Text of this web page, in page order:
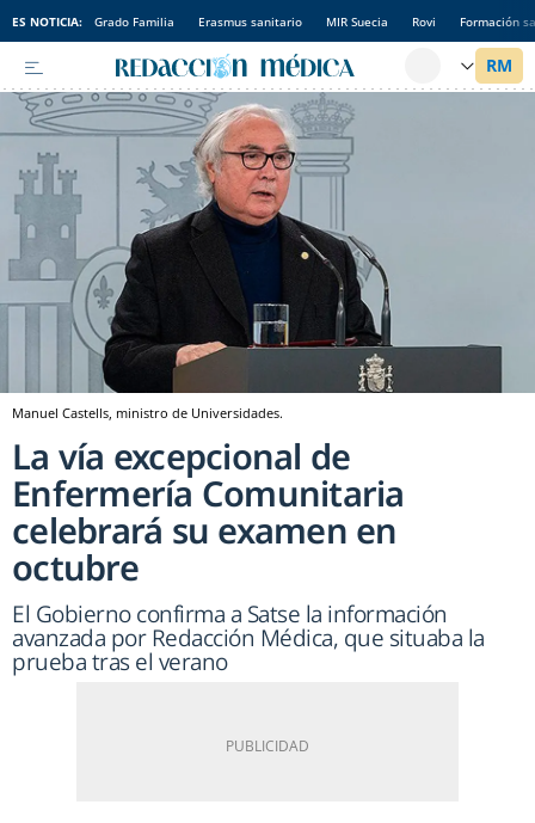
ES NOTICIA: Grado Familia Erasmus sanitario MIR Suecia Rovi Formación
Manuel Castells, ministro de Universidades.
La vía excepcional de
Enfermería Comunitaria
celebrará su examen en
octubre
El Gobierno confirma a Satse la información
avanzada por Redacción Médica, que situaba la
prueba tras el verano